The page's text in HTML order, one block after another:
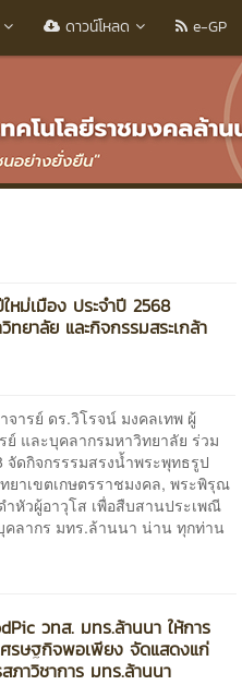
ดาวน์โหลด e-GP
หม่เมือง ประจำปี 2568
ยาลัย และกิจกรรมสระเกล้า
ารย์ ดร.วิโรจน์ มงคลเทพ ผู้
และบุคลากรมหาวิทยาลัย ร่วม
จัดกิจกรรรมสรงน้ำพระพุทธรูป
าเขตเกษตรราชมงคล, พระพิรุณ
ำหัวผู้อาวุโส เพื่อสืบสานประเพณี
ลากร มทร.ล้านนา น่าน ทุกท่าน
วทส. มทร.ล้านนา ให้การ
รษฐกิจพอเพียง จัดแสดงแก่
าวิชาการ มทร.ล้านนา